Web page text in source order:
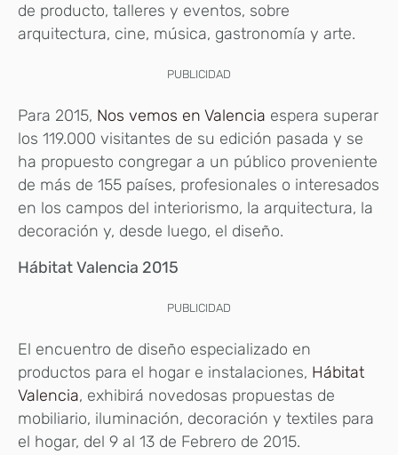
de producto, talleres y eventos, sobre
arquitectura, cine, música, gastronomía y arte.
PUBLICIDAD
Para 2015, Nos vemos en Valencia espera superar
los 119.000 visitantes de su edición pasada y se
ha propuesto congregar a un público proveniente
de más de 155 países, profesionales o interesados
en los campos del interiorismo, la arquitectura, la
decoración y, desde luego, el diseño.
Hábitat Valencia 2015
PUBLICIDAD
El encuentro de diseño especializado en
productos para el hogar e instalaciones, Hábitat
Valencia, exhibirá novedosas propuestas de
mobiliario, iluminación, decoración y textiles para
el hogar, del 9 al 13 de Febrero de 2015.